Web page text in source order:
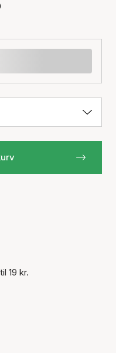
19 kr.